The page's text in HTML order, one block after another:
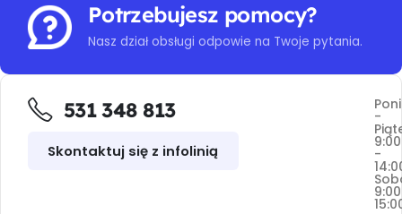
Potrzebujesz pomocy?
Nasz dział obsługi odpowie na Twoje pytania.
531 348 813
Skontaktuj się z infolinią
-
9:00
-